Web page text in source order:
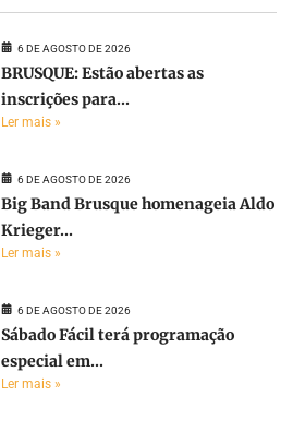
6 DE AGOSTO DE 2026
BRUSQUE: Estão abertas as
inscrições para...
Ler mais »
6 DE AGOSTO DE 2026
Big Band Brusque homenageia Aldo
Krieger...
Ler mais »
6 DE AGOSTO DE 2026
Sábado Fácil terá programação
especial em...
Ler mais »